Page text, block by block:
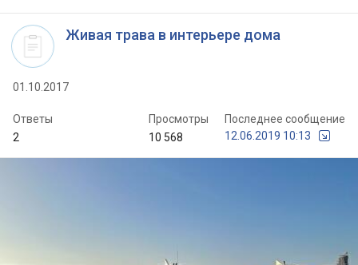
Живая трава в интерьере дома
01.10.2017
Ответы
2
Просмотры
10 568
Последнее сообщение
12.06.2019 10:13